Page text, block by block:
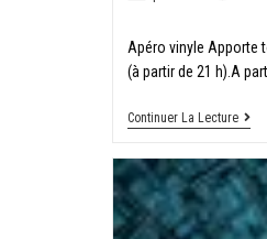
Apéro vinyle Apporte
(à partir de 21 h).A
Continuer La Lecture